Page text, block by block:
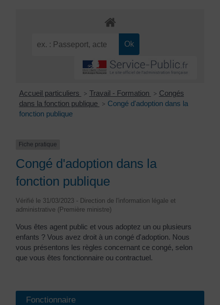
Accueil particuliers > Travail - Formation > Congés
dans la fonction publique
> Congé d'adoption dans la
fonction publique
Fiche pratique
Congé d'adoption dans la
fonction publique
Vérifié le 31/03/2023 - Direction de l'information légale et
administrative (Première ministre)
Vous êtes agent public et vous adoptez un ou plusieurs
enfants ? Vous avez droit à un congé d'adoption. Nous
vous présentons les règles concernant ce congé, selon
que vous êtes fonctionnaire ou contractuel.
Fonctionnaire